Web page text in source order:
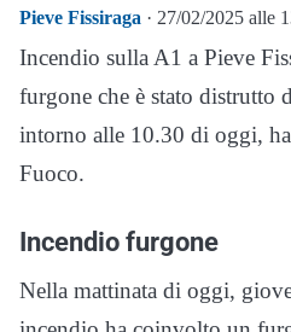
Pieve Fissiraga · 27/02/2025 alle
Incendio sulla A1 a Pieve
furgone che è stato distrutto
intorno alle 10.30 di oggi,
Fuoco.
Incendio furgone
Nella mattinata di oggi,